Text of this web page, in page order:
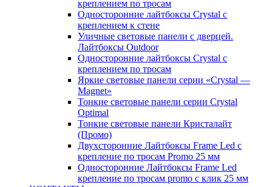
креплением по тросам
Односторонние лайтбоксы Crystal с
креплением к стене
Уличные световые панели с дверцей.
Лайтбоксы Outdoor
Односторонние лайтбоксы Crystal с
креплением по тросам
Яркие световые панели серии «Crystal —
Magnet»
Тонкие световые панели серии Crystal
Optimal
Тонкие световые панели Кристалайт
(Промо)
Двухсторонние Лайтбоксы Frame Led с
крепление по тросам Promo 25 мм
Односторонние Лайтбоксы Frame Led
крепление по тросам promo с клик 25 мм